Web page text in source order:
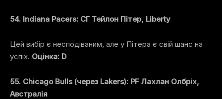
54. Indiana Pacers: СГ Тейлон Пітер, Liberty
Цей вибір є несподіваним, але у Пітера є свій шанс на
успіх. Оцінка: D
55. Chicago Bulls (через Lakers): PF Лахлан Олбріх,
Австралія